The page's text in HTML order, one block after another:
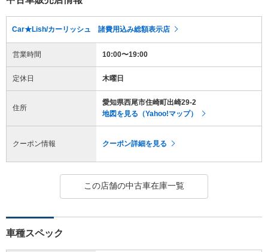
Car★Lish/カーリッシュ 諸費用込み総額表示店
営業時間 10:00〜19:00
定休日 木曜日
住所
愛知県西尾市住崎町出崎29-2
地図を見る（Yahoo!マップ）
クーポン情報 クーポン詳細を見る
この店舗の中古車在庫一覧
車種スペック